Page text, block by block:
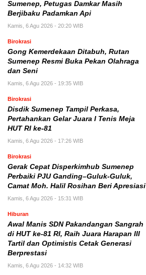
Sumenep, Petugas Damkar Masih
Berjibaku Padamkan Api
Kamis, 6 Agu 2026 - 20:20 WIB
Birokrasi
Gong Kemerdekaan Ditabuh, Rutan
Sumenep Resmi Buka Pekan Olahraga
dan Seni
Kamis, 6 Agu 2026 - 19:35 WIB
Birokrasi
Disdik Sumenep Tampil Perkasa,
Pertahankan Gelar Juara I Tenis Meja
HUT RI ke-81
Kamis, 6 Agu 2026 - 17:26 WIB
Birokrasi
Gerak Cepat Disperkimhub Sumenep
Perbaiki PJU Ganding–Guluk-Guluk,
Camat Moh. Halil Rosihan Beri Apresiasi
Kamis, 6 Agu 2026 - 15:31 WIB
Hiburan
Awal Manis SDN Pakandangan Sangrah
di HUT ke-81 RI, Raih Juara Harapan III
Tartil dan Optimistis Cetak Generasi
Berprestasi
Kamis, 6 Agu 2026 - 14:32 WIB